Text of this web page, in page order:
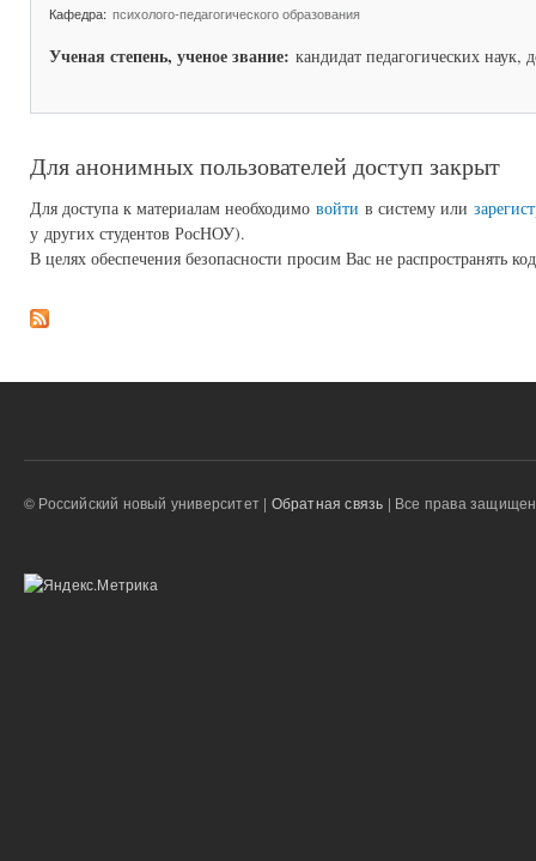
Кафедра: психолого-педагогического образования
Ученая степень, ученое звание: кандидат педагогических наук,
Для анонимных пользователей доступ закрыт
Для доступа к материалам необходимо войти в систему или
у других студентов РосНОУ).
В целях обеспечения безопасности просим Вас не распространять
© Российский новый университет | Обратная связь | Все права